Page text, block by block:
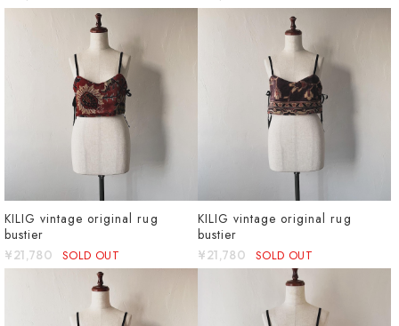
KILIG vintage original rug
bustier
¥21,780 SOLD OUT
KILIG vintage original rug
bustier
¥21,780 SOLD OUT